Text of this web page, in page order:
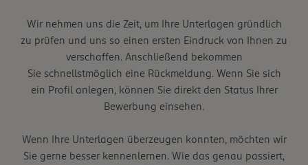
Wir nehmen uns die Zeit, um Ihre Unterlagen gründlich
zu prüfen und uns so einen ersten Eindruck von Ihnen zu
verschaffen. Anschließend bekommen
Sie schnellstmöglich eine Rückmeldung. Wenn Sie sich
ein Profil anlegen, können Sie direkt den Status Ihrer
Bewerbung einsehen.
Wenn Ihre Unterlagen überzeugen konnten, möchten wir
Sie gerne besser kennenlernen. Wie das genau passiert,